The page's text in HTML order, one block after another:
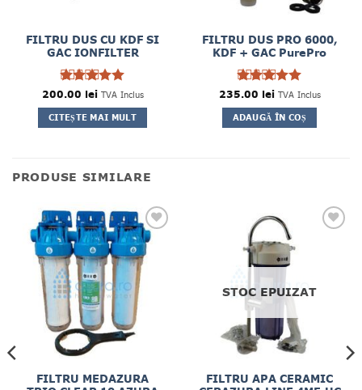
FILTRU DUS CU KDF SI
GAC IONFILTER
Evaluat la
5din 5
200.00 lei TVA Inclus
CITEȘTE MAI MULT
FILTRU DUS PRO 6000,
KDF + GAC PurePro
Evaluat la
5din 5
235.00 lei TVA Inclus
ADAUGĂ ÎN COȘ
PRODUSE SIMILARE
FILTRU MEDAZURA
STOC EPUIZAT
FILTRU APA CERAMIC